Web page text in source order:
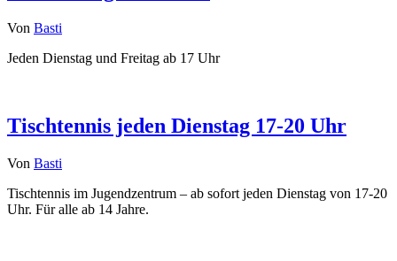
Von Basti
Jeden Dienstag und Freitag ab 17 Uhr
Tischtennis jeden Dienstag 17-20 Uhr
Von Basti
Tischtennis im Jugendzentrum – ab sofort jeden Dienstag von 17-20
Uhr. Für alle ab 14 Jahre.